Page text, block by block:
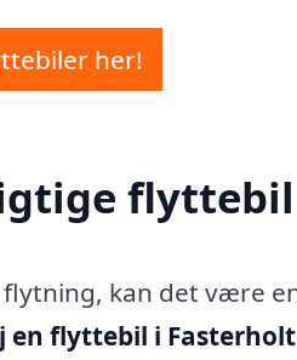
her!
kan det være
en flyttebil i Fasterholt